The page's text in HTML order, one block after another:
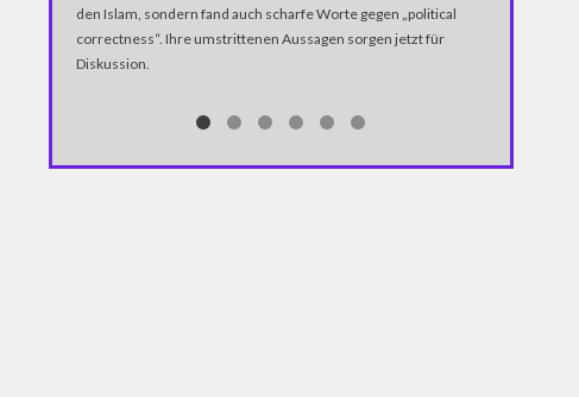
den Islam, sondern fand auch scharfe Worte gegen „political
correctness“. Ihre umstrittenen Aussagen sorgen jetzt für
Diskussion.